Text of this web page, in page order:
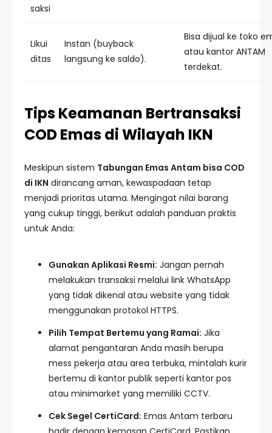
saksi
Likui
ditas
Instan (buyback
langsung ke saldo).
Bisa dijual ke toko
atau kantor ANTAM
terdekat.
Tips Keamanan Bertransaksi
COD Emas di Wilayah IKN
Meskipun sistem Tabungan Emas Antam bisa COD
di IKN dirancang aman, kewaspadaan tetap
menjadi prioritas utama. Mengingat nilai barang
yang cukup tinggi, berikut adalah panduan praktis
untuk Anda:
Gunakan Aplikasi Resmi: Jangan pernah
melakukan transaksi melalui link WhatsApp
yang tidak dikenal atau website yang tidak
menggunakan protokol HTTPS.
Pilih Tempat Bertemu yang Ramai: Jika
alamat pengantaran Anda masih berupa
mess pekerja atau area terbuka, mintalah kurir
bertemu di kantor publik seperti kantor pos
atau minimarket yang memiliki CCTV.
Cek Segel CertiCard: Emas Antam terbaru